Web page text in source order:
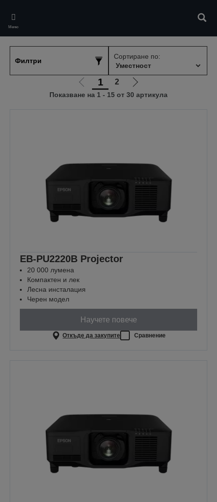
main
content
Меню
Филтри
Сортиране по:
Отиди
на
1 2
Отиди
на
Показване на 1 - 15 от 30 артикула
EB-PU2220B Projector
20 000 лумена
Компактен и лек
Лесна инсталация
Черен модел
Научете повече
Откъде да закупите Сравнение